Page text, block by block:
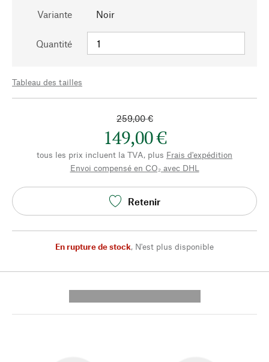
Variante Noir
Quantité
Tableau des tailles
259,00 €
149,00 €
tous les prix incluent la TVA, plus Frais d'expédition
Envoi compensé en CO₂ avec DHL
Retenir
En rupture de stock, N'est plus disponible